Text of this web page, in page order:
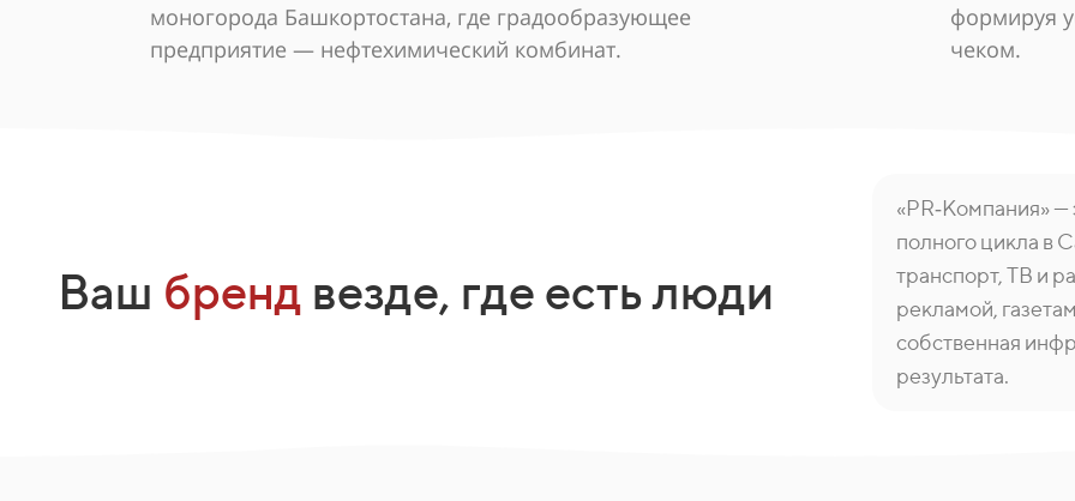
моногорода Башкортостана, где градообразующее
предприятие — нефтехимический комбинат.
формируя
чеком.
Ваш бренд везде, где есть люди
«PR‑Компания»
полного цикла в
транспорт, ТВ и
рекламой,
собственная
результата.